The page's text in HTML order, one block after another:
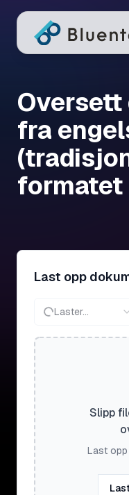
fra
formatet
Last opp
Laster...
Slipp
Last opp